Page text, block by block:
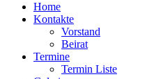
Home
Kontakte
Vorstand
Beirat
Termine
Termin Liste